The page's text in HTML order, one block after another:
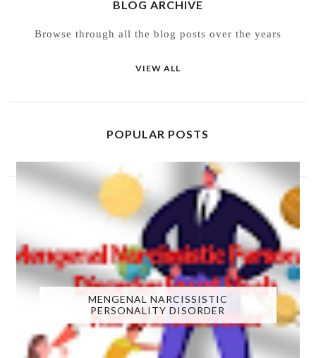
BLOG ARCHIVE
Browse through all the blog posts over the years
VIEW ALL
POPULAR POSTS
MENGENAL NARCISSISTIC
PERSONALITY DISORDER